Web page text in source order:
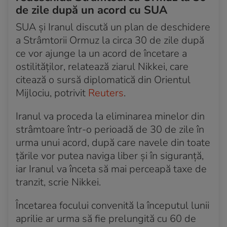
Acum 2 luni
SUA spun că un acord cu Iranul este încă posibil, în
timp ce Trump temperează așteptările
Acum 2 luni
Un soldat israelian a fost ucis în sudul Libanului
Acum 2 luni
Marco Rubio spune că un acord cu Iranul este încă
Acum 2 luni
Revoltă în Congresul SUA: republicanii critică dur
cedările lui Trump în acordul cu Iranul
Acum 2 luni
SUA și Iran, aproape de un acord istoric pentru
oprirea definitivă a conflictului
de zile după un acord cu SUA
SUA și Iranul discută un plan de deschidere
a Strâmtorii Ormuz la circa 30 de zile după
ce vor ajunge la un acord de încetare a
ostilităților, relatează ziarul Nikkei, care
citează o sursă diplomatică din Orientul
Mijlociu, potrivit Reuters.
Iranul va proceda la eliminarea minelor din
strâmtoare într-o perioadă de 30 de zile în
urma unui acord, după care navele din toate
țările vor putea naviga liber și în siguranță,
iar Iranul va înceta să mai perceapă taxe de
tranzit, scrie Nikkei.
Încetarea focului convenită la începutul lunii
aprilie ar urma să fie prelungită cu 60 de